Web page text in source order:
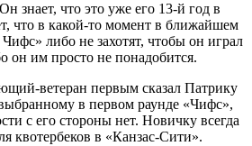
знает, что это уже его 13-й год в
что в какой-то момент в ближайшем
либо не захотят, чтобы он играл
он им просто не понадобится.
ветеран первым сказал Патрику
в первом раунде «Чифс»,
с его стороны нет. Новичку всегда
квотербеков в «Канзас-Сити».